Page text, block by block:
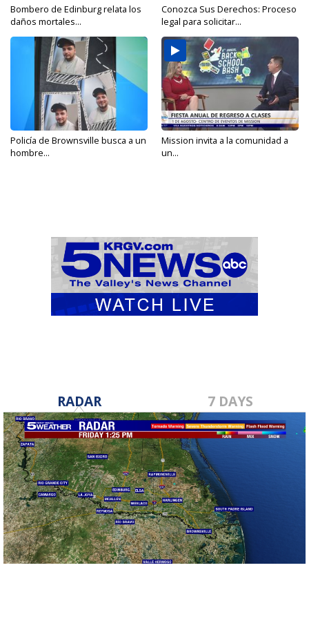
Bombero de Edinburg relata los
daños mortales...
Conozca Sus Derechos: Proceso
legal para solicitar...
Policía de Brownsville busca a un
hombre...
Mission invita a la comunidad a
un...
RADAR 7 DAYS